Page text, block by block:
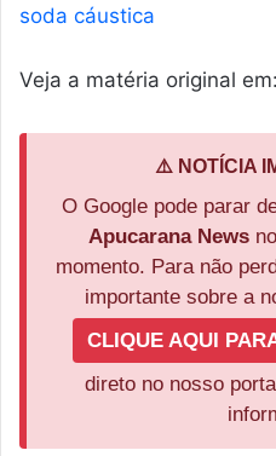
soda cáustica
Veja a matéria original em:
⚠️ NOTÍCIA
O Google pode parar
Apucarana News
momento. Para não
importante sobre a
CLIQUE AQUI
direto no nosso